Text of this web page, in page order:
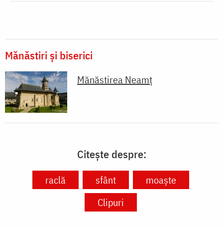
Mănăstiri și biserici
Mănăstirea Neamţ
Citește despre:
raclă sfânt
moaște
Clipuri